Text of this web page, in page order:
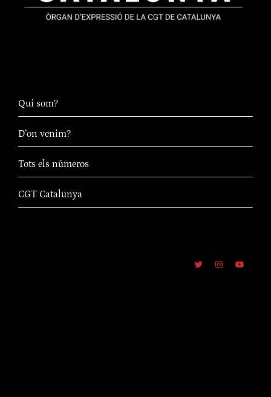
Qui som?
D’on venim?
Tots els números
CGT Catalunya